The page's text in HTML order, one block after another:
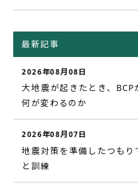
最新記事
2026年08月08日
大地震が起きたとき、
何が変わるのか
2026年08月07日
地震対策を準備したつも
と訓練